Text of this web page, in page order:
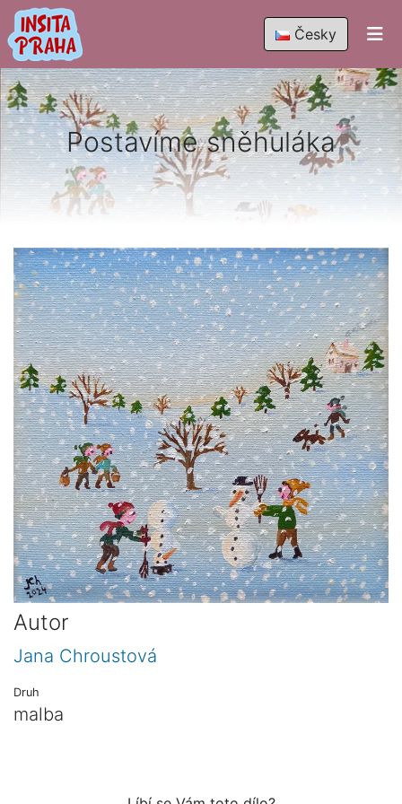
Česky
Postavíme sněhuláka
Autor
Jana Chroustová
Druh
malba